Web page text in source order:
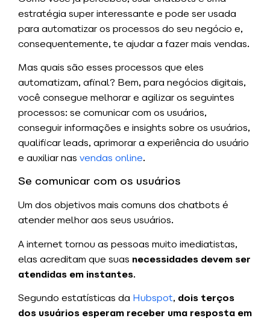
estratégia super interessante e pode ser usada
para automatizar os processos do seu negócio e,
consequentemente, te ajudar a fazer mais vendas.
Mas quais são esses processos que eles
automatizam, afinal? Bem, para negócios digitais,
você consegue melhorar e agilizar os seguintes
processos: se comunicar com os usuários,
conseguir informações e insights sobre os usuários,
qualificar leads, aprimorar a experiência do usuário
e auxiliar nas vendas online.
Se comunicar com os usuários
Um dos objetivos mais comuns dos chatbots é
atender melhor aos seus usuários.
A internet tornou as pessoas muito imediatistas,
elas acreditam que suas necessidades devem ser
atendidas em instantes.
Segundo estatísticas da Hubspot, dois terços
dos usuários esperam receber uma resposta em